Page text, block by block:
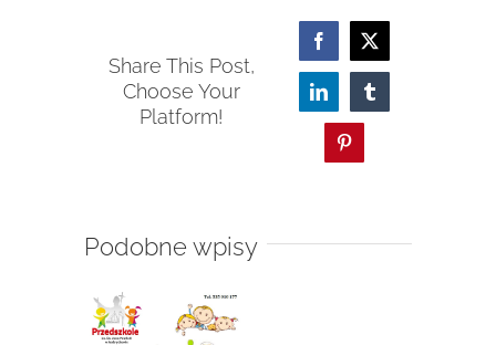
Share This Post,
Choose Your
Platform!
Facebook
LinkedIn
Podobne wpisy